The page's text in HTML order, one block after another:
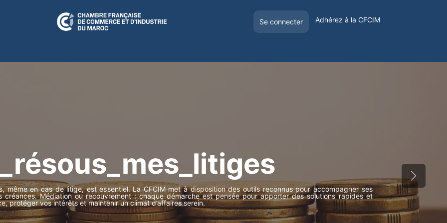
Se connecter
Adhérez à la CFCIM
même en cas de litige, est essentiel. La CFCIM met à disposition des outils reconnus pour accompagner ses
Médiation ou recouvrement : chaque démarche est pensée pour apporter des solutions rapides et
protéger vos intérêts et maintenir un climat d’affaires serein.
Suivant